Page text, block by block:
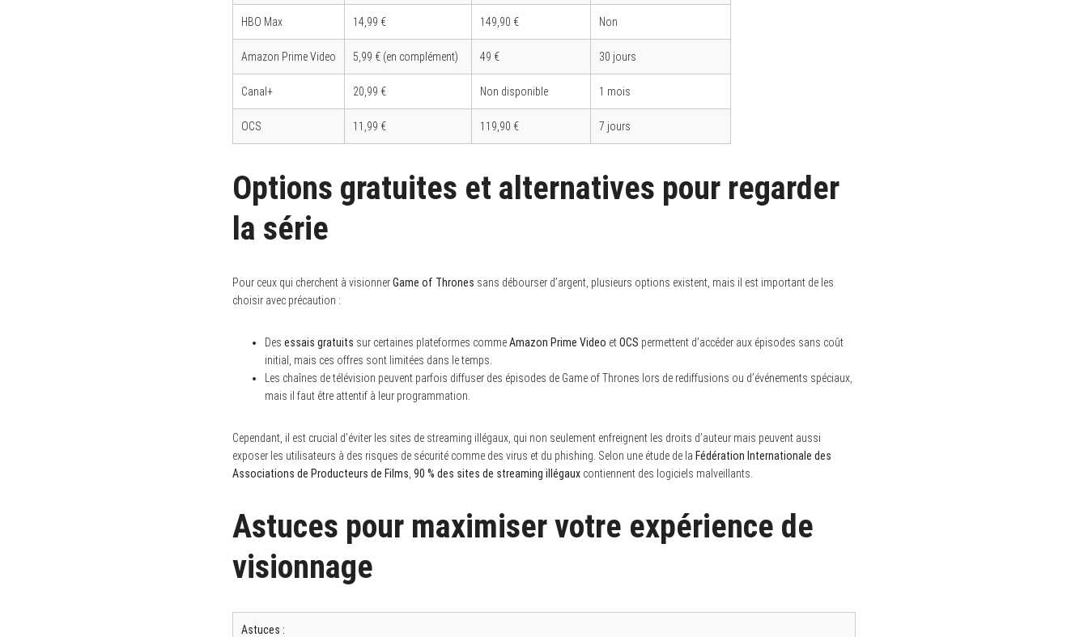
HBO Max 14,99 € 149,90 € Non
Amazon Prime Video 5,99 € (en complément) 49 € 30 jours
Canal+ 20,99 € Non disponible 1 mois
OCS 11,99 € 119,90 € 7 jours
Options gratuites et alternatives pour regarder
la série
Pour ceux qui cherchent à visionnerGame of Thrones sans débourser d’argent, plusieurs options existent, mais il est important de les
choisir avec précaution :
Des essais gratuits sur certaines plateformes commeAmazon Prime Video etOCS permettent d’accéder aux épisodes sans coût
initial, mais ces offres sont limitées dans le temps.
Les chaînes de télévision peuvent parfois diffuser des épisodes de Game of Thrones lors de rediffusions ou d’événements spéciaux,
mais il faut être attentif à leur programmation.
Cependant, il est crucial d’éviter les sites de streaming illégaux, qui non seulement enfreignent les droits d’auteur mais peuvent aussi
exposer les utilisateurs à des risques de sécurité comme des virus et du phishing. Selon une étude de la Fédération Internationale des
Associations de Producteurs de Films 90 % des sites de streaming illégaux contiennent des logiciels malveillants.
Astuces pour maximiser votre expérience de
visionnage
Astuces :